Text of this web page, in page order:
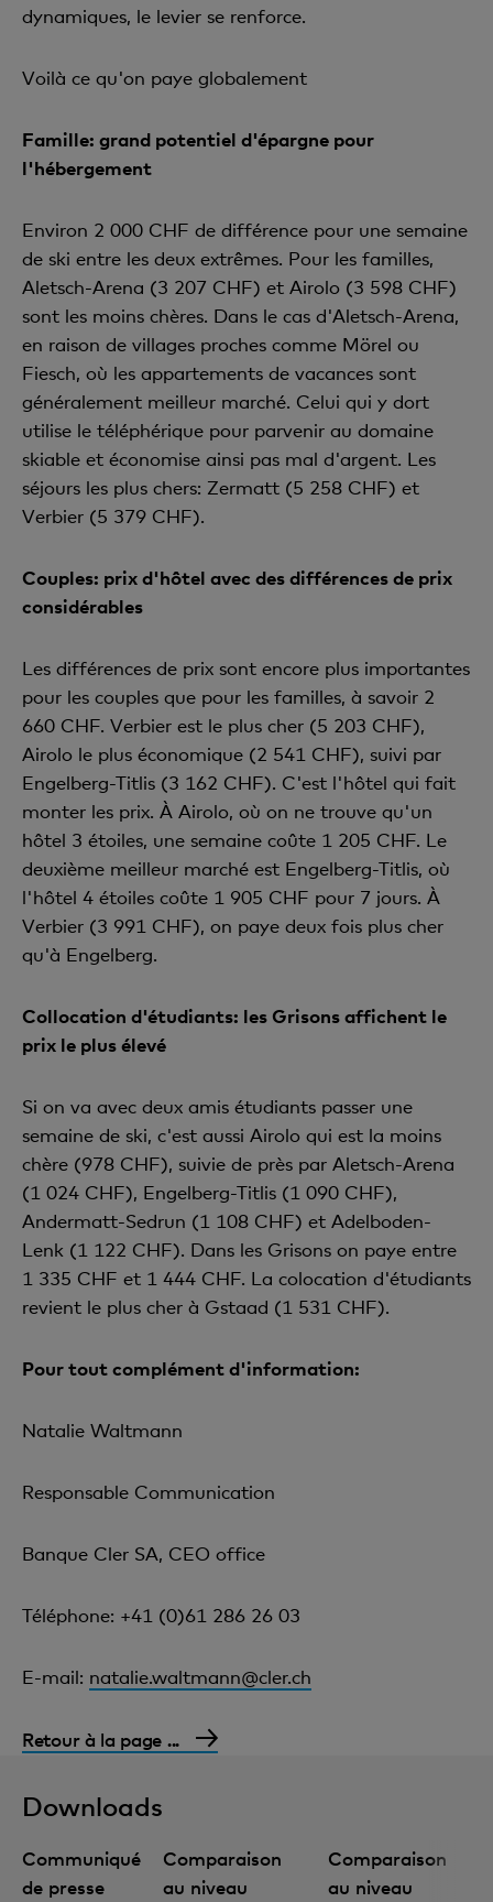
dynamiques, le levier se renforce.
Voilà ce qu'on paye globalement
Famille: grand potentiel d'épargne pour
l'hébergement
Environ 2 000 CHF de différence pour une semaine
de ski entre les deux extrêmes. Pour les familles,
Aletsch-Arena (3 207 CHF) et Airolo (3 598 CHF)
sont les moins chères. Dans le cas d'Aletsch-Arena,
en raison de villages proches comme Mörel ou
Fiesch, où les appartements de vacances sont
généralement meilleur marché. Celui qui y dort
utilise le téléphérique pour parvenir au domaine
skiable et économise ainsi pas mal d'argent. Les
séjours les plus chers: Zermatt (5 258 CHF) et
Verbier (5 379 CHF).
Couples: prix d'hôtel avec des différences de prix
considérables
Les différences de prix sont encore plus importantes
pour les couples que pour les familles, à savoir 2
660 CHF. Verbier est le plus cher (5 203 CHF),
Airolo le plus économique (2 541 CHF), suivi par
Engelberg-Titlis (3 162 CHF). C'est l'hôtel qui fait
monter les prix. À Airolo, où on ne trouve qu'un
hôtel 3 étoiles, une semaine coûte 1 205 CHF. Le
deuxième meilleur marché est Engelberg-Titlis, où
l'hôtel 4 étoiles coûte 1 905 CHF pour 7 jours. À
Verbier (3 991 CHF), on paye deux fois plus cher
qu'à Engelberg.
Collocation d'étudiants: les Grisons affichent le
prix le plus élevé
Si on va avec deux amis étudiants passer une
semaine de ski, c'est aussi Airolo qui est la moins
chère (978 CHF), suivie de près par Aletsch-Arena
(1 024 CHF), Engelberg-Titlis (1 090 CHF),
Andermatt-Sedrun (1 108 CHF) et Adelboden-
Lenk (1 122 CHF). Dans les Grisons on paye entre
1 335 CHF et 1 444 CHF. La colocation d'étudiants
revient le plus cher à Gstaad (1 531 CHF).
Pour tout complément d'information:
Natalie Waltmann
Responsable Communication
Banque Cler SA, CEO office
Téléphone: +41 (0)61 286 26 03
E-mail: natalie.waltmann@cler.ch
Retour à la page ...
Downloads
Communiqué
de presse
Comparaison
au niveau
Comparaison
au niveau